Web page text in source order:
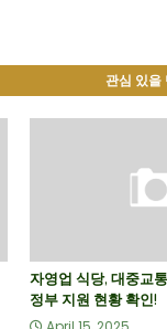
관심 있을
자영업 식당, 대중교
정부 지원 현황 확인!